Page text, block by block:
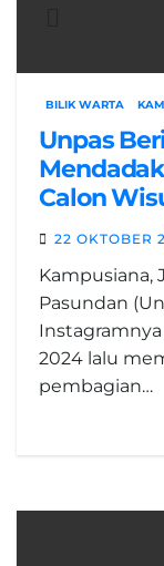
BILIK WARTA
Unpas
Calon
22 OKTOBER
Kampusiana,
Pasundan
2024 lalu
pembagian…